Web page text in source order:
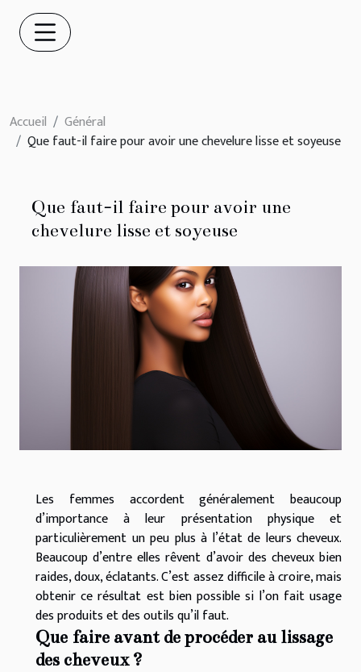
Accueil
Général
Que faut-il faire pour avoir une chevelure lisse et soyeuse
Que faut-il faire pour avoir une
chevelure lisse et soyeuse
Les femmes accordent généralement beaucoup
d’importance à leur présentation physique et
particulièrement un peu plus à l’état de leurs cheveux.
Beaucoup d’entre elles rêvent d’avoir des cheveux bien
raides, doux, éclatants. C’est assez difficile à croire, mais
obtenir ce résultat est bien possible si l’on fait usage
des produits et des outils qu’il faut.
Que faire avant de procéder au lissage
des cheveux ?